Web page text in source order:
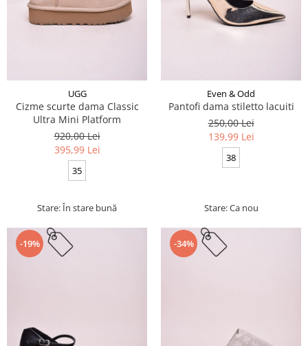
UGG
Cizme scurte dama Classic
Ultra Mini Platform
920,00 Lei
395,99 Lei
35
Stare: În stare bună
Even & Odd
Pantofi dama stiletto lacuiti
250,00 Lei
139,99 Lei
38
Stare: Ca nou
-19% -34%